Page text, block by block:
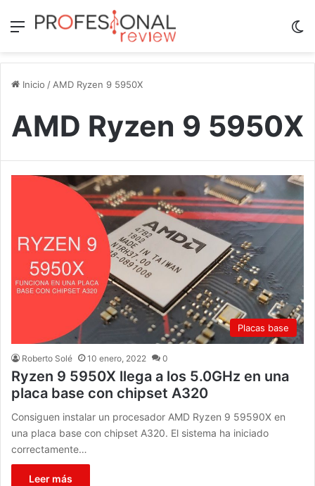
Menú
Inicio /AMD Ryzen 9 5950X
AMD Ryzen 9 5950X
Placas base
Roberto Solé 10 enero, 2022 0
Ryzen 9 5950X llega a los 5.0GHz en una
placa base con chipset A320
Consiguen instalar un procesador AMD Ryzen 9 59590X en
una placa base con chipset A320. El sistema ha iniciado
correctamente…
Leer más